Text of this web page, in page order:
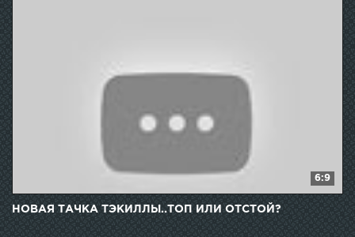
6:9
НОВАЯ ТАЧКА ТЭКИЛЛЫ..ТОП ИЛИ ОТСТОЙ?